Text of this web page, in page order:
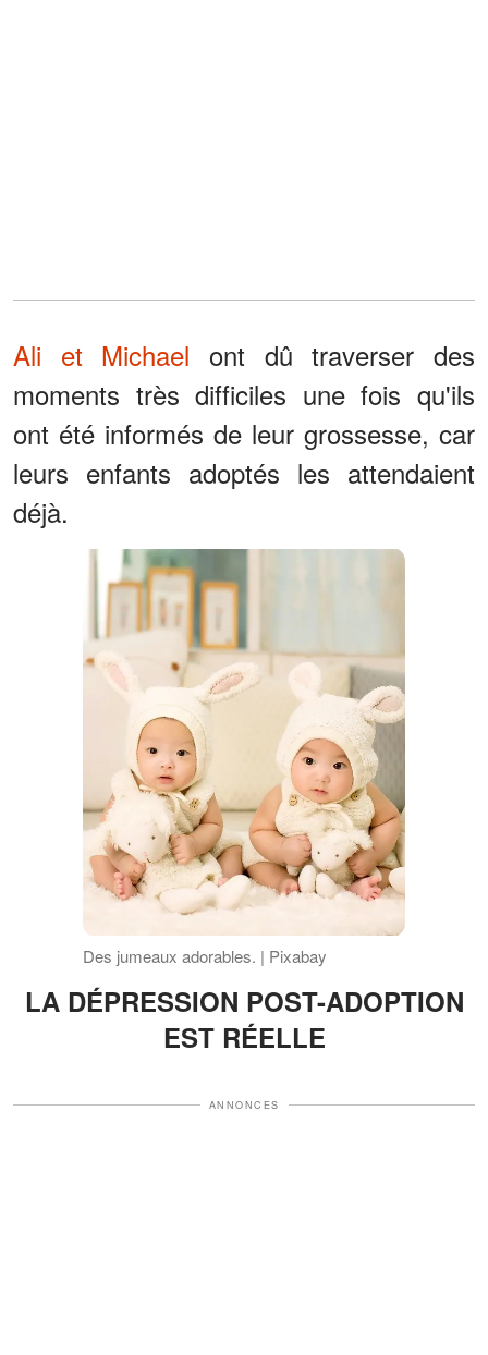
Ali et Michael ont dû traverser des
moments très difficiles une fois qu'ils
ont été informés de leur grossesse, car
leurs enfants adoptés les attendaient
déjà.
Des jumeaux adorables. | Pixabay
LA DÉPRESSION POST-ADOPTION
EST RÉELLE
ANNONCES